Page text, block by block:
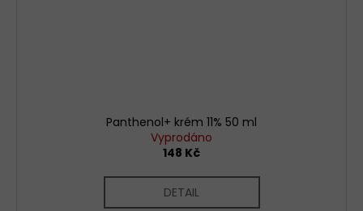
Panthenol+ krém 11% 50 ml
Vyprodáno
148 Kč
DETAIL